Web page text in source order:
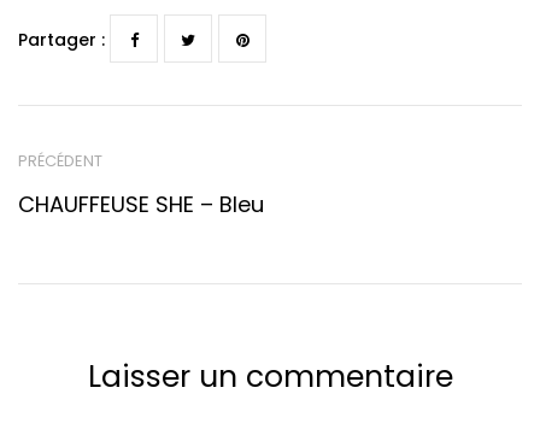
Partager :
PRÉCÉDENT
CHAUFFEUSE SHE – Bleu
Laisser un commentaire